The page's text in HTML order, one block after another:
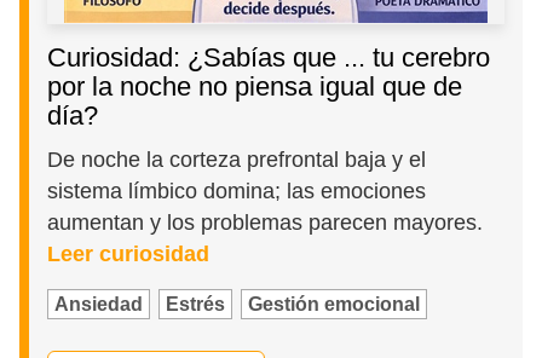
Curiosidad: ¿Sabías que ... tu cerebro
por la noche no piensa igual que de
día?
De noche la corteza prefrontal baja y el
sistema límbico domina; las emociones
aumentan y los problemas parecen mayores.
Leer curiosidad
Ansiedad Estrés Gestión emocional